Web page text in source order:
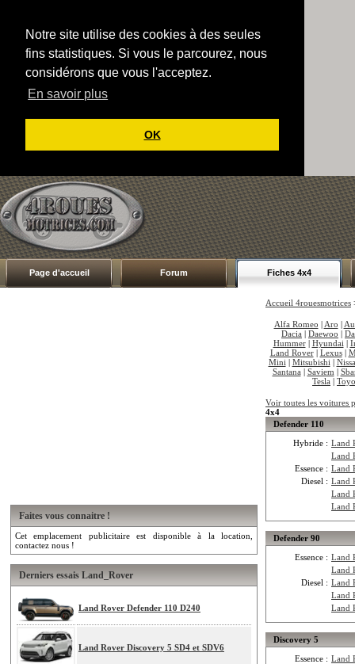
Notre site utilise des cookies à des seules
fins statistiques. Si vous le parcourez, nous
considérons que vous l'acceptez.
En savoir plus
OK
Page d'accueil Forum Fiches 4x4
Faites vous connaitre !
Cet emplacement publicitaire est disponible à la location,
contactez nous !
Derniers essais Land_Rover
Land Rover Defender 110 D240
Land Rover Discovery 5 SD4 et SDV6
Accueil 4rouesmotrices
Alfa Romeo | Aro |
Dacia | Daewoo |
Hummer| Hyundai |
Land Rover| Lexus|
Mini | Mitsubishi |
Santana | Saviem |
Tesla |
Voir toutes les voitures
4x4
Defender 110
Hybride : Land
Land
Essence : Land
Diesel : Land
Land
Land
Defender 90
Essence : Land
Land
Diesel : Land
Land
Land
Discovery 5
Essence : Land